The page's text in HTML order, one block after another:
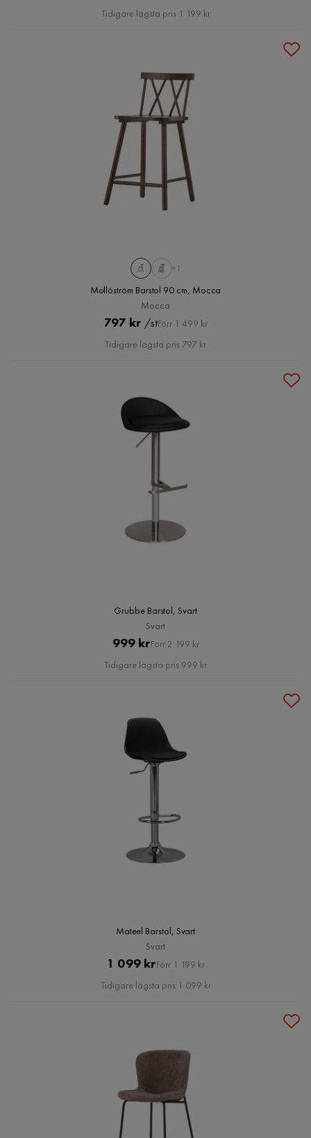
Pris
Tidigare lägsta pris 1 199 kr
+1
Mollöström Barstol 90 cm, Mocca
Mocca
Pris
797 kr /stOriginal
Pris
Förr 1 499 kr
Tidigare lägsta pris 797 kr
Grubbe Barstol, Svart
Svart
Pris
999 kr Original
Pris
Förr 2 199 kr
Tidigare lägsta pris 999 kr
Mateel Barstol, Svart
Svart
Pris
1 099 krOriginal
Pris
Förr 1 199 kr
Tidigare lägsta pris 1 099 kr